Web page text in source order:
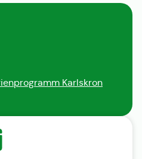
Karlskron